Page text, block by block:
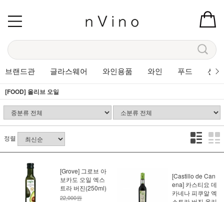
브랜드관 글라스웨어 와인용품 와인 푸드 선
[FOOD] 올리브 오일
정렬
[Grove] 그로브 아
보카도 오일 엑스
트라 버진(250ml)
22,000원
[Castillo de Can
ena] 카스티요 데
카네나 피쿠알 엑